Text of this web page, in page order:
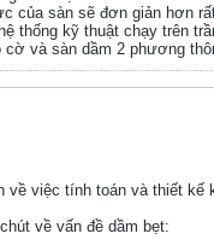
của sàn sẽ đơn giản hơn
thống kỹ thuật chạy trên
cờ và sàn dầm 2 phương
việc tính toán và thiết kế
về vấn đề dầm bẹt: